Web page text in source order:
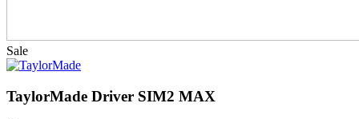
Sale
TaylorMade Driver SIM2 MAX